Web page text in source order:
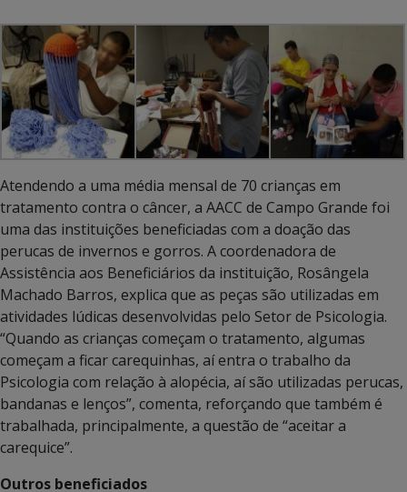
Atendendo a uma média mensal de 70 crianças em
tratamento contra o câncer, a AACC de Campo Grande foi
uma das instituições beneficiadas com a doação das
perucas de invernos e gorros. A coordenadora de
Assistência aos Beneficiários da instituição, Rosângela
Machado Barros, explica que as peças são utilizadas em
atividades lúdicas desenvolvidas pelo Setor de Psicologia.
“Quando as crianças começam o tratamento, algumas
começam a ficar carequinhas, aí entra o trabalho da
Psicologia com relação à alopécia, aí são utilizadas perucas,
bandanas e lenços”, comenta, reforçando que também é
trabalhada, principalmente, a questão de “aceitar a
carequice”.
Outros beneficiados